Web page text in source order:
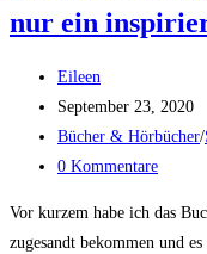
nur ein
Beitrags-
Autor:
Eileen
Beitrag
veröffentlicht:
September 23, 2020
Beitrags-
Kategorie:
Bücher & Hörbücher/
Beitrags-
0 Kommentare
Vor kurzem habe ich das
zugesandt bekommen und